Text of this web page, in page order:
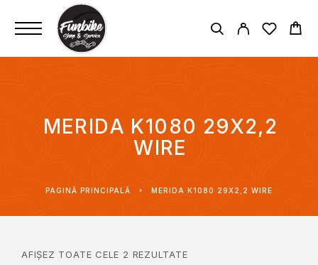
MERIDA K1080 29X2,2
WIRE
PAGINĂ PRINCIPALĂ MERIDA K1080 29X2,2 WIRE
AFIȘEZ TOATE CELE 2 REZULTATE